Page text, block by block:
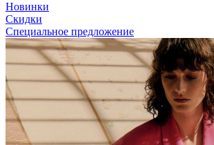
Новинки
Скидки
Специальное предложение